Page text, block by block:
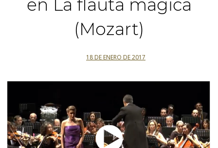
en La flauta mágica
(Mozart)
18 DE ENERO DE 2017